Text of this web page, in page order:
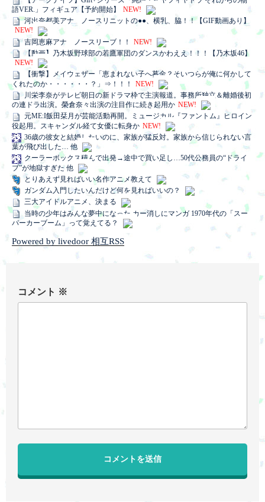
語VER.」フィギュア【予約開始】
NEW!
河出奈都美アナ ノースリニットの●●、横乳、脇！！【GIF動画あり】
NEW!
吉岡恵麻アナ ノースリーブ！！
NEW!
【動画】乃木坂野球部の若鷹軍団のダンスかわええ！！！【乃木坂46】
NEW!
【衝撃】メイウェザー「恵まれない子へ募金？そいつらが俺に何かして
くれたのか・・・・・・？」⇒！！！
NEW!
川栄李奈がテレビ朝日の新ドラマ枠で主演報道。事務所独立＆離婚後初
の連ドラ出演。榮倉奈々出演の注目作に続き起用か NEW!
元ME:I飯田栞月が芸能活動再開。ミュージカル『ファントム』ヒロイン
役起用。スキャンダル経て女優に転身か NEW!
36歳の彼女と結婚したいのに、家族が猛反対。家族から信じられない言
葉が飛び出した… 他
クーラーボックス積んで出発→途中で買い足し…50代公務員の“ドライ
ブ”が地獄すぎた 他
とりあえず見ればいい名作アニメ教えて
ガンダム入門したいんだけど何を見ればいいの？
三大アイドルアニメ、決まる
当時の少年はみんな夢中になった カー消しにマンガ 1970年代の「スー
パーカーブーム」って覚えてる？
Powered by livedoor 相互RSS
コメント ※